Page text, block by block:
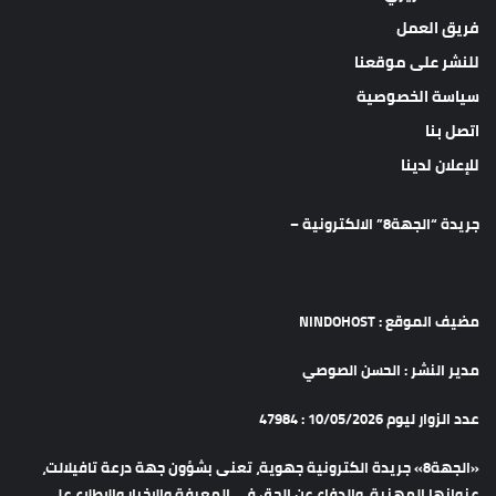
فريق العمل
للنشر على موقعنا
سياسة الخصوصية
اتصل بنا
للإعلان لدينا
جريدة “الجهة8” الالكترونية –
مضيف الموقع : NINDOHOST
مدير النشر : الحسن الصوصي
عدد الزوار ليوم 10/05/2026 : 47984
«الجهة8» جريدة الكترونية جهوية، تعنى بشؤون جهة درعة تافيلالت،